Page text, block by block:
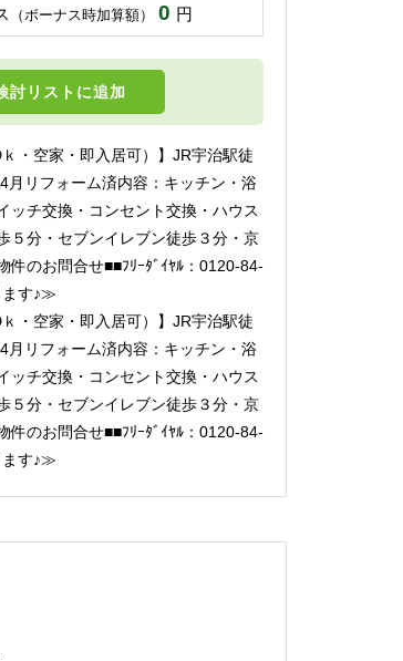
（ボーナス時加算額） 0 円
討リスト に追加
・空家・即入居可）】JR宇治駅徒
フォーム済内容：キッチン・浴
ッチ交換・コンセント交換・ハウス
分・セブンイレブン徒歩３分・京
のお問合せ■■ﾌﾘｰﾀﾞｲﾔﾙ：0120-84-
ます♪≫
・空家・即入居可）】JR宇治駅徒
フォーム済内容：キッチン・浴
ッチ交換・コンセント交換・ハウス
分・セブンイレブン徒歩３分・京
のお問合せ■■ﾌﾘｰﾀﾞｲﾔﾙ：0120-84-
ます♪≫